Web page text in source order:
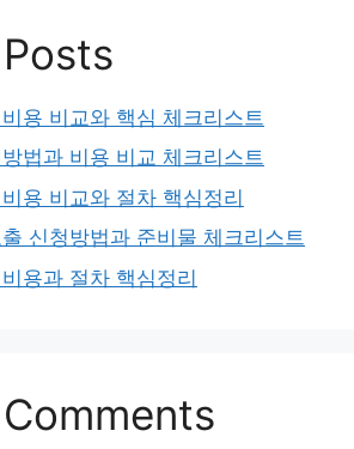
용 비교와 핵심 체크리스트
법과 비용 비교 체크리스트
용 비교와 절차 핵심정리
신청방법과 준비물 체크리스트
용과 절차 핵심정리